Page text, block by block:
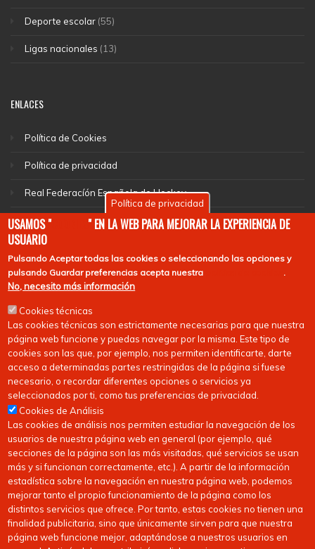
Deporte escolar (55)
Ligas nacionales (13)
ENLACES
Política de Cookies
Política de privacidad
Real Federacíón Española de Hockey
EuroHockey
Política de privacidad
USAMOS "COOKIES " EN LA WEB PARA MEJORAR LA EXPERIENCIA DE
USUARIO
PulsandoAceptar todas las cookies o seleccionando las opciones y
pulsando Guardar preferencias acepta nuestra .
No, necesito más información
Cookies técnicas
Las cookies técnicas son estrictamente necesarias para que nuestra
página web funcione y puedas navegar por la misma. Este tipo de
cookies son las que, por ejemplo, nos permiten identificarte, darte
acceso a determinadas partes restringidas de la página si fuese
necesario, o recordar diferentes opciones o servicios ya
seleccionados por ti, como tus preferencias de privacidad.
Cookies de Análisis
Las cookies de análisis nos permiten estudiar la navegación de los
usuarios de nuestra página web en general (por ejemplo, qué
secciones de la página son las más visitadas, qué servicios se usan
más y si funcionan correctamente, etc.). A partir de la información
estadística sobre la navegación en nuestra página web, podemos
mejorar tanto el propio funcionamiento de la página como los
distintos servicios que ofrece. Por tanto, estas cookies no tienen una
finalidad publicitaria, sino que únicamente sirven para que nuestra
página web funcione mejor, adaptándose a nuestros usuarios en